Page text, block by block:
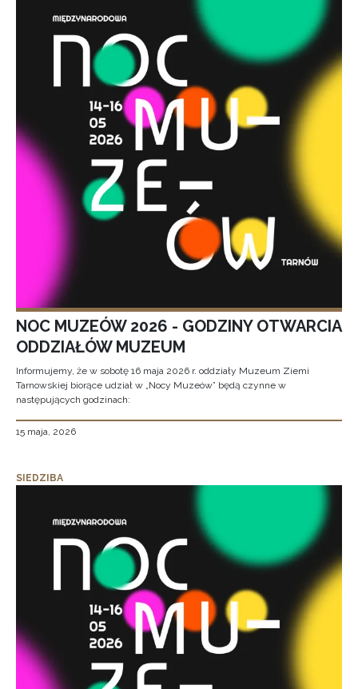
NOC MUZEÓW 2026 - GODZINY OTWARCIA
ODDZIAŁÓW MUZEUM
Informujemy, że w sobotę 16 maja 2026 r. oddziały Muzeum Ziemi
Tarnowskiej biorące udział w „Nocy Muzeów” będą czynne w
następujących godzinach:
15 maja, 2026
SIEDZIBA